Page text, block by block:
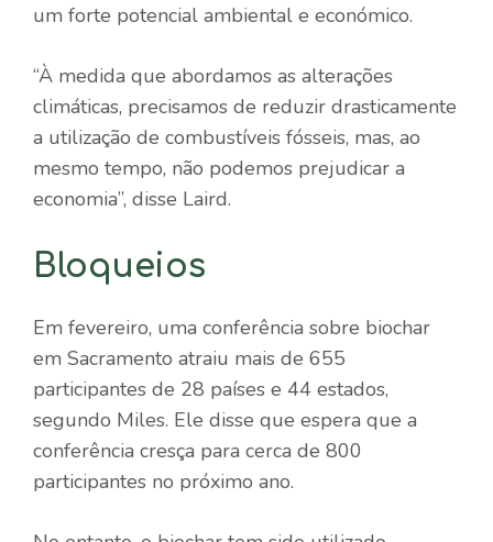
um forte potencial ambiental e económico.
“À medida que abordamos as alterações
climáticas, precisamos de reduzir drasticamente
a utilização de combustíveis fósseis, mas, ao
mesmo tempo, não podemos prejudicar a
economia”, disse Laird.
Bloqueios
Em fevereiro, uma conferência sobre biochar
em Sacramento atraiu mais de 655
participantes de 28 países e 44 estados,
segundo Miles. Ele disse que espera que a
conferência cresça para cerca de 800
participantes no próximo ano.